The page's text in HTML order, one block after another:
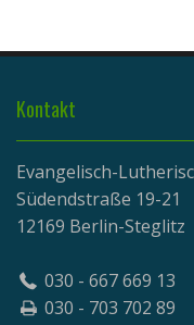
Kontakt
Evangelisch-
Südendstraße 19-21
12169 Berlin-Steglitz
030 - 667 669 13
030 - 703 702 89